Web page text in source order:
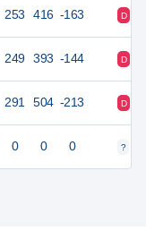
253 416 -163 D
249 393 -144 D
291 504 -213 D
0 0 0 ?